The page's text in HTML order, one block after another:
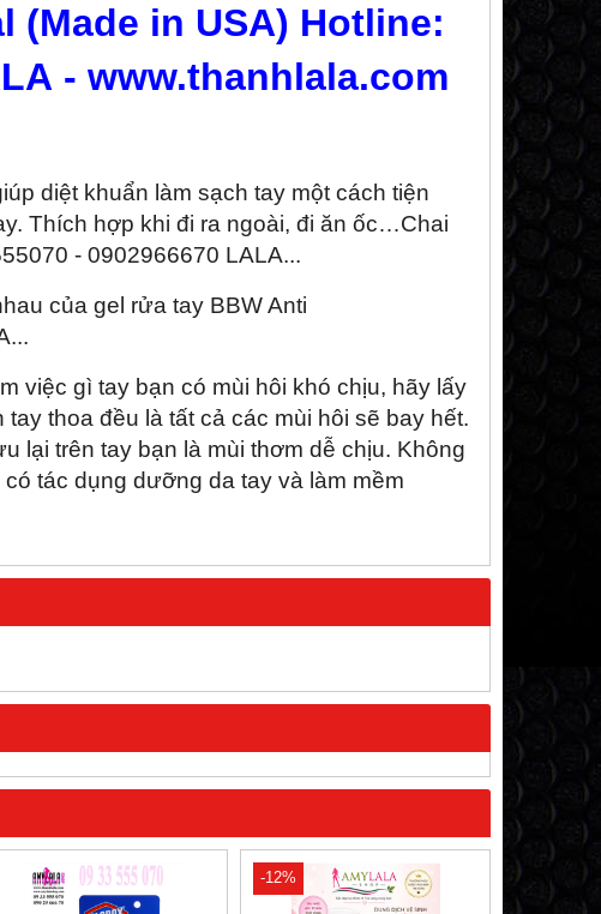
(Made in USA) Hotline:
- www.thanhlala.com
diệt khuẩn làm sạch tay một cách tiện
Thích hợp khi đi ra ngoài, đi ăn ốc…Chai
- 0902966670 LALA...
của gel rửa tay BBW Anti
việc gì tay bạn có mùi hôi khó chịu, hãy lấy
tay thoa đều là tất cả các mùi hôi sẽ bay hết.
lại trên tay bạn là mùi thơm dễ chịu. Không
có tác dụng dưỡng da tay và làm mềm
-12%